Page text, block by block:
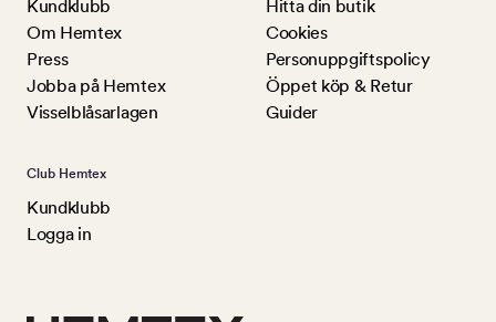
Kundklubb
Om Hemtex
Press
Jobba på Hemtex
Visselblåsarlagen
Hitta din butik
Cookies
Personuppgiftspolicy
Öppet köp & Retur
Guider
Club Hemtex
Kundklubb
Logga in